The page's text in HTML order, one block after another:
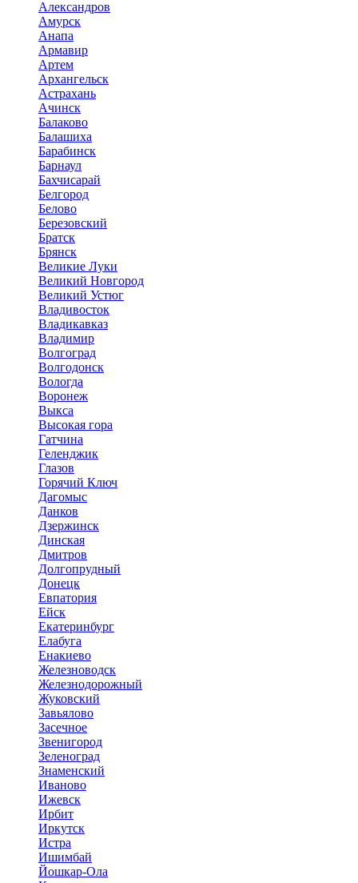
Александров
Амурск
Анапа
Армавир
Артем
Архангельск
Астрахань
Ачинск
Балаково
Балашиха
Барабинск
Барнаул
Бахчисарай
Белгород
Белово
Березовский
Братск
Брянск
Великие Луки
Великий Новгород
Великий Устюг
Владивосток
Владикавказ
Владимир
Волгоград
Волгодонск
Вологда
Воронеж
Выкса
Высокая гора
Гатчина
Геленджик
Глазов
Горячий Ключ
Дагомыс
Данков
Дзержинск
Динская
Дмитров
Долгопрудный
Донецк
Евпатория
Ейск
Екатеринбург
Елабуга
Енакиево
Железноводск
Железнодорожный
Жуковский
Завьялово
Засечное
Звенигород
Зеленоград
Знаменский
Иваново
Ижевск
Ирбит
Иркутск
Истра
Ишимбай
Йошкар-Ола